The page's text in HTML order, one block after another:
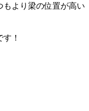
より梁の位置が高い
！